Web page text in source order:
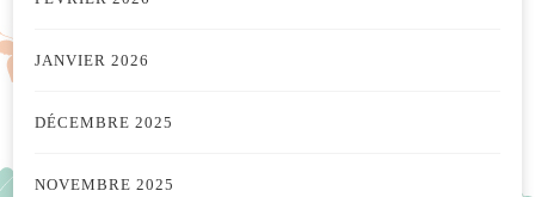
JANVIER 2026
DÉCEMBRE 2025
NOVEMBRE 2025